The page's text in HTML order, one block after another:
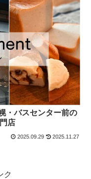
・バスセンター前の
店
2025.09.29 2025.11.27
ク